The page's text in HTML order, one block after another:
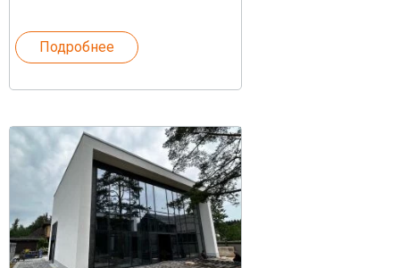
Подробнее